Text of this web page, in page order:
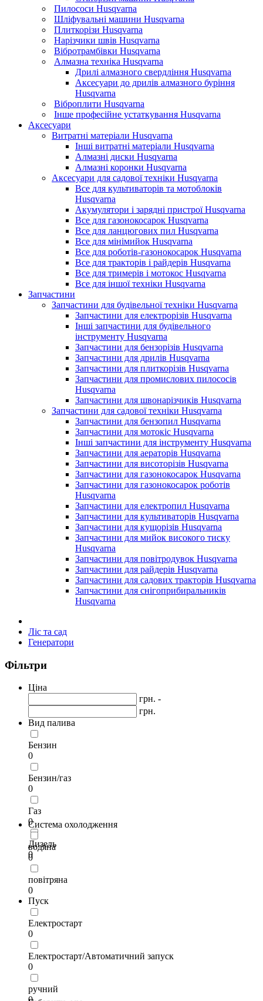
Пилососи Husqvarna
Шліфувальні машини Husqvarna
Плиткорізи Husqvarna
Нарізчики швів Husqvarna
Вібротрамбівки Husqvarna
Алмазна техніка Husqvarna
Дрилі алмазного свердління Husqvarna
Аксесуари до дрилів алмазного буріння
Husqvarna
Віброплити Husqvarna
Інше професійне устаткування Husqvarna
Аксесуари
Витратні матеріали Husqvarna
Інші витратні матеріали Husqvarna
Алмазні диски Husqvarna
Алмазні коронки Husqvarna
Аксесуари для садової техніки Husqvarna
Все для культиваторів та мотоблоків
Husqvarna
Акумулятори і зарядні пристрої Husqvarna
Все для газонокосарок Husqvarna
Все для ланцюгових пил Husqvarna
Все для мінімийок Husqvarna
Все для роботів-газонокосарок Husqvarna
Все для тракторів і райдерів Husqvarna
Все для тримерів і мотокос Husqvarna
Все для іншої техніки Husqvarna
Запчастини
Запчастини для будівельної техніки Husqvarna
Запчастини для електрорізів Husqvarna
Інші запчастини для будівельного
інструменту Husqvarna
Запчастини для бензорізів Husqvarna
Запчастини для дрилів Husqvarna
Запчастини для плиткорізів Husqvarna
Запчастини для промислових пилососів
Husqvarna
Запчастини для швонарізчиків Husqvarna
Запчастини для садової техніки Husqvarna
Запчастини для бензопил Husqvarna
Запчастини для мотокіс Husqvarna
Інші запчастини для інструменту Husqvarna
Запчастини для аераторів Husqvarna
Запчастини для висоторізів Husqvarna
Запчастини для газонокосарок Husqvarna
Запчастини для газонокосарок роботів
Husqvarna
Запчастини для електропил Husqvarna
Запчастини для культиваторів Husqvarna
Запчастини для кущорізів Husqvarna
Запчастини для мийок високого тиску
Husqvarna
Запчастини для повітродувок Husqvarna
Запчастини для райдерів Husqvarna
Запчастини для садових тракторів Husqvarna
Запчастини для снігоприбиральників
Husqvarna
Ліс та сад
Генератори
Фільтри
Ціна
грн. -
грн.
Вид палива
Бензин
0
Бензин/газ
0
Газ
0
Дизель
0
Система охолодження
водяна
0
повітряна
0
Пуск
Електростарт
0
Електростарт/Автоматичний запуск
0
ручний